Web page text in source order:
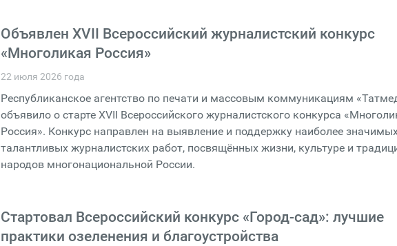
Объявлен XVII Всероссийский журналистский конкурс
«Многоликая Россия»
22 июля 2026 года
Республиканское агентство по печати и массовым коммуникациям
объявило о старте XVII Всероссийского журналистского конкурса
Россия». Конкурс направлен на выявление и поддержку наиболее
талантливых журналистских работ, посвящённых жизни, культуре и
народов многонациональной России.
Стартовал Всероссийский конкурс «Город-сад»: лучшие
практики озеленения и благоустройства